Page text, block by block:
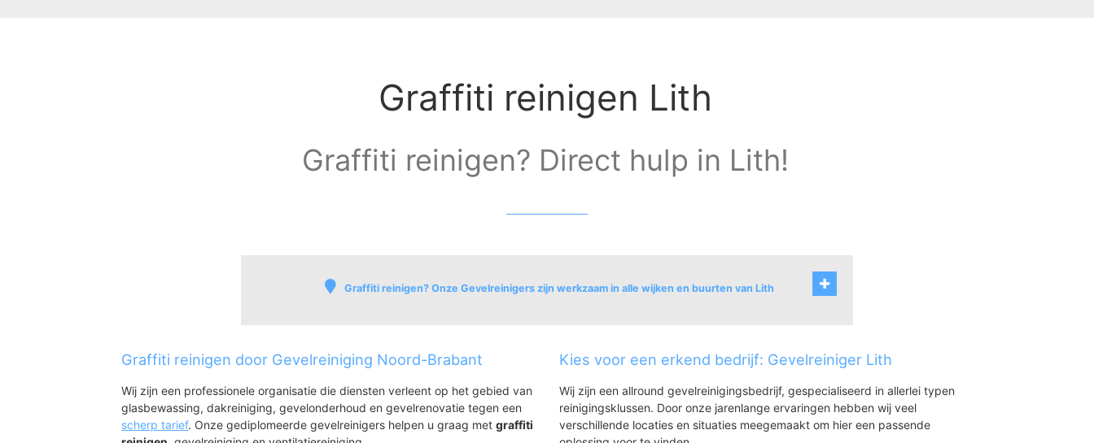
Graffiti reinigen Lith
Graffiti reinigen? Direct hulp in Lith!
Graffiti reinigen? Onze Gevelreinigers zijn werkzaam in alle wijken en buurten van Lith
Lith
Graffiti reinigen door Gevelreiniging Noord-Brabant
Wij zijn een professionele organisatie die diensten verleent op het gebied van
glasbewassing, dakreiniging, gevelonderhoud en gevelrenovatie tegen een
scherp tarief. Onze gediplomeerde gevelreinigers helpen u graag metgraffiti
Kies voor een erkend bedrijf: Gevelreiniger Lith
Wij zijn een allround gevelreinigingsbedrijf, gespecialiseerd in allerlei typen
reinigingsklussen. Door onze jarenlange ervaringen hebben wij veel
verschillende locaties en situaties meegemaakt om hier een passende